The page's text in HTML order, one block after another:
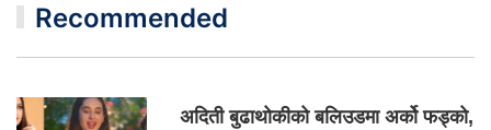
Recommended
अदिती बुढाथोकीको बलिउडमा अर्को फड्को,